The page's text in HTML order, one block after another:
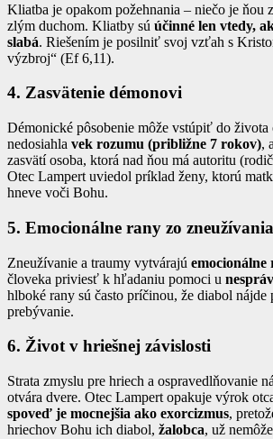
Kliatba je opakom požehnania – niečo je ňou
zlým duchom. Kliatby sú účinné len vtedy,
slabá. Riešením je posilniť svoj vzťah s
výzbroj“ (Ef 6,11).
4. Zasvätenie démonovi
Démonické pôsobenie môže vstúpiť do života
nedosiahla vek rozumu (približne 7 rokov),
zasvätí osoba, ktorá nad ňou má autoritu
Otec Lampert uviedol príklad ženy, ktorú
hneve voči Bohu.
5. Emocionálne rany zo zneužívania
Zneužívanie a traumy vytvárajú emocionálne
človeka priviesť k hľadaniu pomoci u
hlboké rany sú často príčinou, že diabol nájde
prebývanie.
6. Život v hriešnej závislosti
Strata zmyslu pre hriech a ospravedlňovanie
otvára dvere. Otec Lampert opakuje výrok
spoveď je mocnejšia ako exorcizmus,
hriechov Bohu ich diabol, žalobca, už